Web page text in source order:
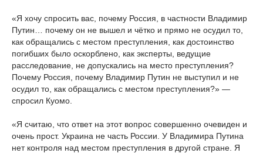
«Я хочу спросить вас, почему Россия, в частности Владимир
Путин… почему он не вышел и чётко и прямо не осудил то,
как обращались с местом преступления, как достоинство
погибших было оскорблено, как эксперты, ведущие
расследование, не допускались на место преступления?
Почему Россия, почему Владимир Путин не выступил и не
осудил то, как обращались с местом преступления?» —
спросил Куомо.
«Я считаю, что ответ на этот вопрос совершенно очевиден и
очень прост. Украина не часть России. У Владимира Путина
нет контроля над местом преступления в другой стране. Я